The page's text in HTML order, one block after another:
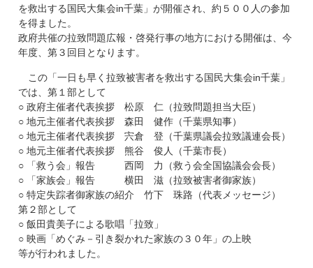
を救出する国民大集会in千葉」が開催され、約５００人の参加
を得ました。
政府共催の拉致問題広報・啓発行事の地方における開催は、今
年度、第３回目となります。
この「一日も早く拉致被害者を救出する国民大集会in千葉」
では、第１部として
○ 政府主催者代表挨拶 松原 仁（拉致問題担当大臣）
○ 地元主催者代表挨拶 森田 健作（千葉県知事）
○ 地元主催者代表挨拶 宍倉 登（千葉県議会拉致議連会長）
○ 地元主催者代表挨拶 熊谷 俊人（千葉市長）
○ 「救う会」報告 西岡 力（救う会全国協議会会長）
○ 「家族会」報告 横田 滋（拉致被害者御家族）
○ 特定失踪者御家族の紹介 竹下 珠路（代表メッセージ）
第２部として
○ 飯田貴美子による歌唱「拉致」
○ 映画「めぐみ－引き裂かれた家族の３０年」の上映
等が行われました。